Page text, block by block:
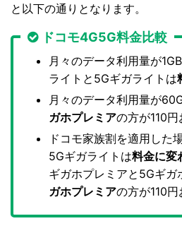
と以下の通りとなります。
ドコモ4G5G料金比較
月々のデータ利用量が
ライトと5Gギガライトは
月々のデータ利用量が
ガホプレミアの方が110円
ドコモ家族割を適用した
5Gギガライトは料金に変
ギガホプレミアと5Gギガ
ガホプレミアの方が110円